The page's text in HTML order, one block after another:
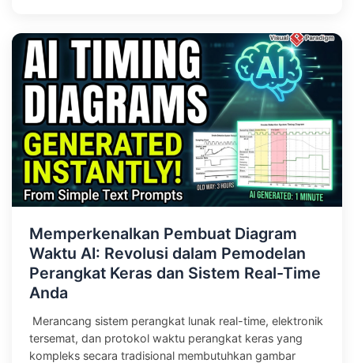
Memperkenalkan Pembuat Diagram
Waktu AI: Revolusi dalam Pemodelan
Perangkat Keras dan Sistem Real-Time
Anda
Merancang sistem perangkat lunak real-time, elektronik
tersemat, dan protokol waktu perangkat keras yang
kompleks secara tradisional membutuhkan gambar